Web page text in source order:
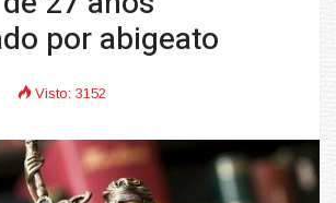
por abigeato
Visto: 3152